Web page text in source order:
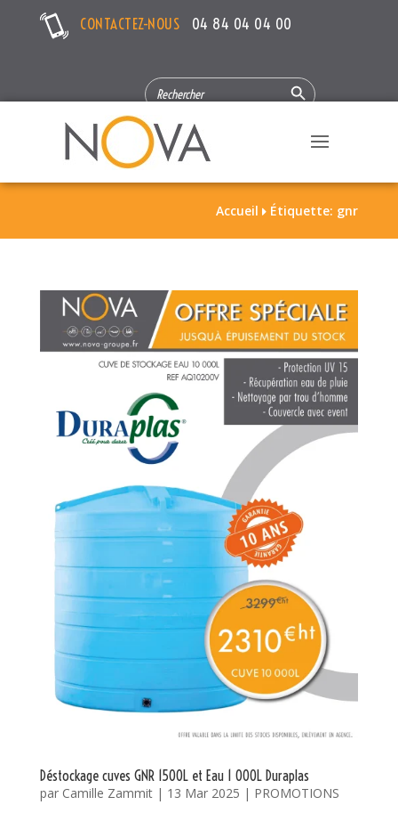
CONTACTEZ-NOUS 04 84 04 04 00
SEARCH
FOR:
Search Button
Accueil  Étiquette: gnr
Déstockage cuves GNR 1500L et Eau 1 000L Duraplas
par Camille Zammit| 13 Mar 2025 | PROMOTIONS